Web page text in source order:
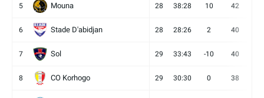
5 Mouna 28 38:28 10 42
6 Stade D'abidjan 28 28:26 2 40
7 Sol 29 33:43 -10 40
8 CO Korhogo 29 30:30 0 38